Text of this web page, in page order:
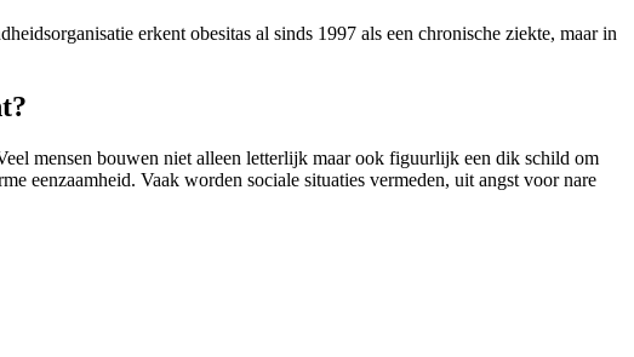
erkent obesitas al sinds 1997 als een chronische ziekte, maar in
mensen bouwen niet alleen letterlijk maar ook figuurlijk een dik schild om
eenzaamheid. Vaak worden sociale situaties vermeden, uit angst voor nare